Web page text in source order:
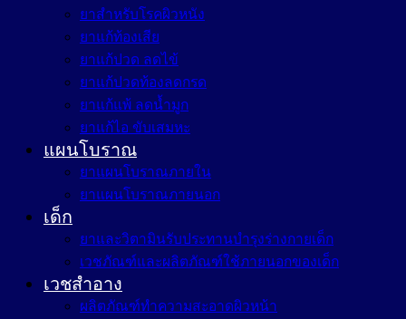
ยาสำหรับโรคผิวหนัง
ยาแก้ท้องเสีย
ยาแก้ปวด ลดไข้
ยาแก้ปวดท้องลดกรด
ยาแก้แพ้ ลดน้ำมูก
ยาแก้ไอ ขับเสมหะ
แผนโบราณ
ยาแผนโบราณภายใน
ยาแผนโบราณภายนอก
เด็ก
ยาและวิตามินรับประทานบำรุงร่างกายเด็ก
เวชภัณฑ์และผลิตภัณฑ์ใช้ภายนอกของเด็ก
เวชสำอาง
ผลิตภัณฑ์ทำความสะอาดผิวหน้า